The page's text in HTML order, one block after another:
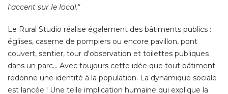
l'accent sur le local."
Le Rural Studio réalise également des bâtiments publics :
églises, caserne de pompiers ou encore pavillon, pont
couvert, sentier, tour d'observation et toilettes publiques
dans un parc... Avec toujours cette idée que tout bâtiment
redonne une identité à la population. La dynamique sociale
est lancée ! Une telle implication humaine qui explique la